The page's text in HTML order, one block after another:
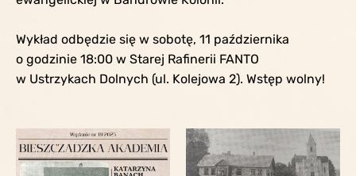
Wykład odbędzie się w sobotę, 11 października
o godzinie 18:00 w Starej Rafinerii FANTO
w Ustrzykach Dolnych (ul. Kolejowa 2). Wstęp wolny!